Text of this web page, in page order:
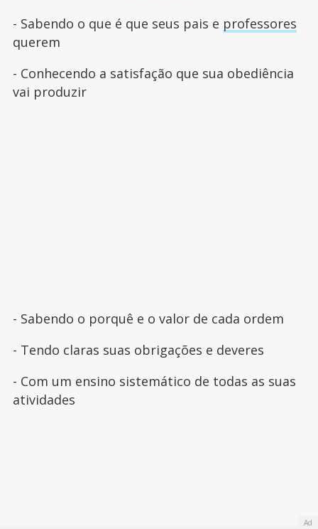
- Sabendo o que é que seus pais e professores
querem
- Conhecendo a satisfação que sua obediência
vai produzir
- Sabendo o porquê e o valor de cada ordem
- Tendo claras suas obrigações e deveres
- Com um ensino sistemático de todas as suas
atividades
Ad